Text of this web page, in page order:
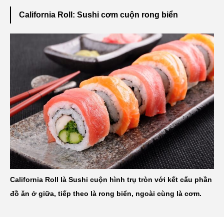
California Roll: Sushi cơm cuộn rong biển
California Roll là Sushi cuộn hình trụ tròn với kết cấu phần
đồ ăn ở giữa, tiếp theo là rong biển, ngoài cùng là cơm.